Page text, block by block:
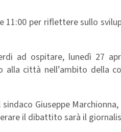
11:00 per riflettere sullo
ad ospitare, lunedì 27
alla città nell’ambito della
Giuseppe
il dibattito sarà il